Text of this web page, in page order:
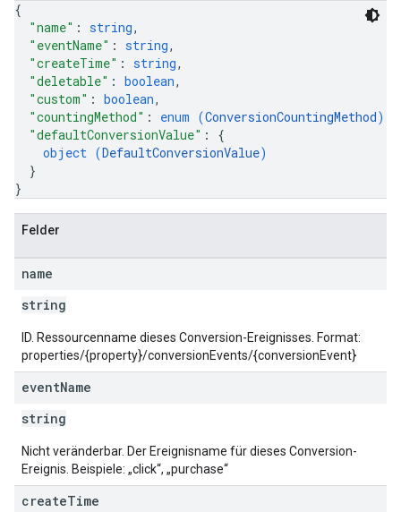
{
"name" : string,
"eventName" : string,
"createTime" : string,
"deletable" : boolean,
"custom" : boolean,
"countingMethod" : enum (ConversionCountingMethod)
"defaultConversionValue" : {
object (DefaultConversionValue)
}
}
Felder
name
string
ID. Ressourcenname dieses Conversion-Ereignisses. Format:
properties/{property}/conversionEvents/{conversionEvent}
eventName
string
Nicht veränderbar. Der Ereignisname für dieses Conversion-
Ereignis. Beispiele: „click“, „purchase“
createTime